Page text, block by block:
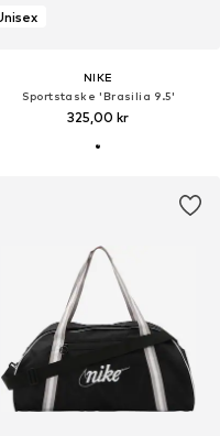
NIKE
Sportstaske 'Brasilia 9.5'
325,00 kr